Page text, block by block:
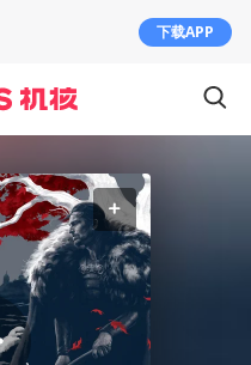
下载APP